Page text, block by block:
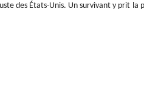
des États-Unis. Un survivant y prit la